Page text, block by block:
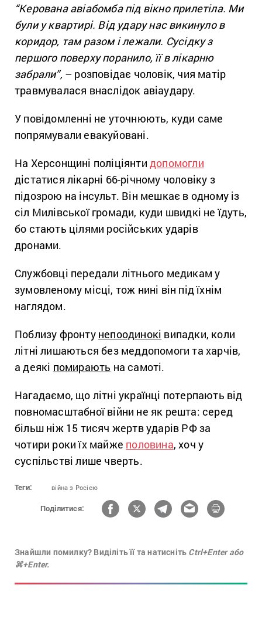
“Керована авіабомба під вікно прилетіла. Ми
були у квартирі. Від удару нас викинуло в
коридор, там разом і лежали. Сусідку з
першого поверху поранило, її в лікарню
забрали”,– розповідає чоловік, чия матір
травмувалася внаслідок авіаудару.
У повідомленні не уточнюють, куди саме
попрямували евакуйовані.
На Херсонщині поліціянти допомогли
дістатися лікарні 66-річному чоловіку з
підозрою на інсульт. Він мешкає в одному із
сіл Милівської громади, куди швидкі не їдуть,
бо стають цілями російських ударів
дронами.
Службовці передали літнього медикам у
зумовленому місці, тож нині він під їхнім
наглядом.
Поблизу фронту непоодинокі випадки, коли
літні лишаються без меддопомоги та харчів,
а деякі помирають на самоті.
Нагадаємо, що літні українці потерпають від
повномасштабної війни не як решта: серед
більш ніж 15 тисяч жертв ударів РФ за
чотири роки їх майже половина, хоч у
суспільстві лише чверть.
Теги: війна з Росією
Поділитися:
Знайшли помилку? Виділіть її та натисніть Ctrl+Enter або
⌘+Enter.